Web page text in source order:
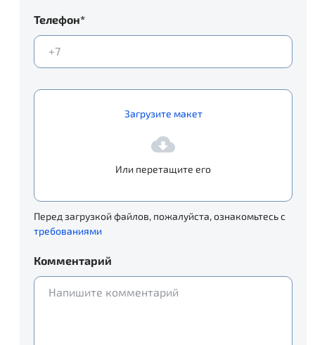
Телефон*
Загрузите макет
Или перетащите его
Перед загрузкой файлов, пожалуйста, ознакомьтесь с
требованиями
Комментарий